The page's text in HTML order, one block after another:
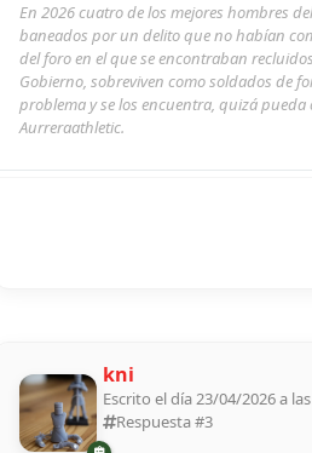
En 2026 cuatro de los mejores hombres
baneados por un delito que no habían
del foro en el que se encontraban
Gobierno, sobreviven como soldados de
problema y se los encuentra, quizá
Aurreraathletic.
kni
Escrito el día 23/04/2026 a
Respuesta #3